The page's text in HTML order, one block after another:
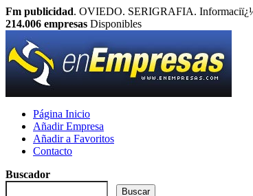
Fm publicidad. OVIEDO. SERIGRAFIA.
214.006 empresas Disponibles
Página Inicio
Añadir Empresa
Añadir a Favoritos
Contacto
Buscador